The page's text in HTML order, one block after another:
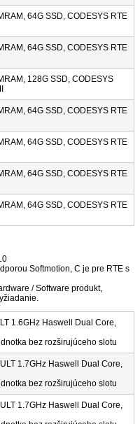
64G SSD, CODESYS RTE
64G SSD, CODESYS RTE
128G SSD, CODESYS
64G SSD, CODESYS RTE
64G SSD, CODESYS RTE
64G SSD, CODESYS RTE
64G SSD, CODESYS RTE
Softmotion, C je pre RTE s
/ Software produkt,
1.6GHz Haswell Dual Core,
bez rozširujúceho slotu
1.7GHz Haswell Dual Core,
bez rozširujúceho slotu
1.7GHz Haswell Dual Core,